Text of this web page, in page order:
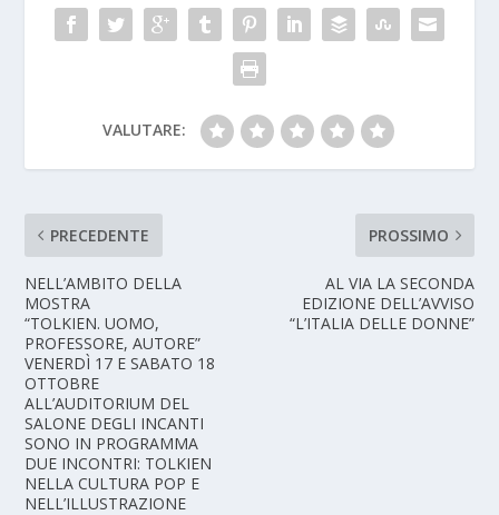
VALUTARE:
PRECEDENTE
NELL’AMBITO DELLA
MOSTRA
“TOLKIEN. UOMO,
PROFESSORE, AUTORE”
VENERDÌ 17 E SABATO 18
OTTOBRE
ALL’AUDITORIUM DEL
SALONE DEGLI INCANTI
SONO IN PROGRAMMA
DUE INCONTRI: TOLKIEN
NELLA CULTURA POP E
NELL’ILLUSTRAZIONE
PROSSIMO
AL VIA LA SECONDA
EDIZIONE DELL’AVVISO
“L’ITALIA DELLE DONNE”